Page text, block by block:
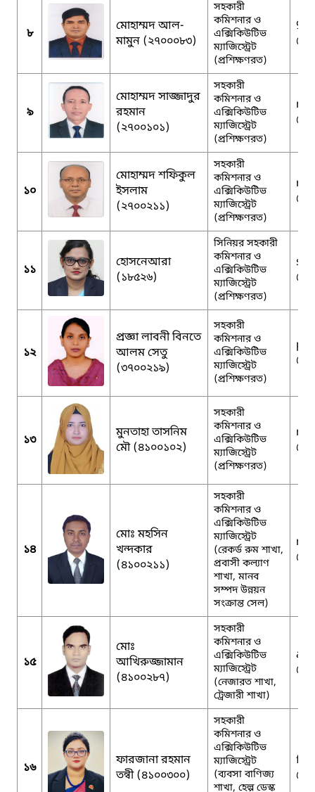
৮
মোহাম্মদ আল-
মামুন (২৭০০০৮৩)
সহকারী
কমিশনার ও
এক্সিকিউটিভ
ম্যাজিস্ট্রেট
(প্রশিক্ষণরত)
৯
মোহাম্মদ সাজ্জাদুর
রহমান
(২৭০০১০১)
সহকারী
কমিশনার ও
এক্সিকিউটিভ
ম্যাজিস্ট্রেট
(প্রশিক্ষণরত)
১০
মোহাম্মদ শফিকুল
ইসলাম
(২৭০০২১১)
সহকারী
কমিশনার ও
এক্সিকিউটিভ
ম্যাজিস্ট্রেট
(প্রশিক্ষণরত)
১১
হোসনেআরা
(১৮৫২৬)
সিনিয়র সহকারী
কমিশনার ও
এক্সিকিউটিভ
ম্যাজিস্ট্রেট
(প্রশিক্ষণরত)
১২
প্রজ্ঞা লাবনী বিনতে
আলম সেতু
(৩৭০০২১৯)
সহকারী
কমিশনার ও
এক্সিকিউটিভ
ম্যাজিস্ট্রেট
(প্রশিক্ষণরত)
১৩
মুনতাহা তাসনিম
মৌ (৪১০০১০২)
সহকারী
কমিশনার ও
এক্সিকিউটিভ
ম্যাজিস্ট্রেট
(প্রশিক্ষণরত)
১৪
মোঃ মহসিন
খন্দকার
(৪১০০২১১)
সহকারী
কমিশনার ও
এক্সিকিউটিভ
ম্যাজিস্ট্রেট
(রেকর্ড রুম শাখা,
প্রবাসী কল্যাণ
শাখা, মানব
সম্পদ উন্নয়ন
সংক্রান্ত সেল)
১৫
মোঃ
আখিরুজ্জামান
(৪১০০২৮৭)
সহকারী
কমিশনার ও
এক্সিকিউটিভ
ম্যাজিস্ট্রেট
(নেজারত শাখা,
ট্রেজারী শাখা)
১৬
ফারজানা রহমান
তন্বী (৪১০০৩০০)
সহকারী
কমিশনার ও
এক্সিকিউটিভ
ম্যাজিস্ট্রেট
(ব্যবসা বাণিজ্য
শাখা, হেল্প ডেস্ক